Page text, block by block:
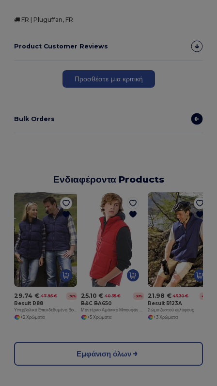
FR | Pluguffan, FR
Product Customer Reviews
Προσθέστε μια κριτική
Bulk Orders
Ενδιαφέροντα Products
29.74 € 47.95 € -38%
Result R88
Υπερβολικά Επενδεδυμένο Bodywarmer
+2 Χρώματα
25.10 € 40.35 € -38%
B&C BA650
Μοντέρνο Αμάνικο Μπουφάν με Φερμουάρ και Τσέπες
+5 Χρώματα
21.98 € 43.30 € -49%
Result R123A
Σώμα ζεστού κελύφους
+3 Χρώματα
Εμφάνιση όλων